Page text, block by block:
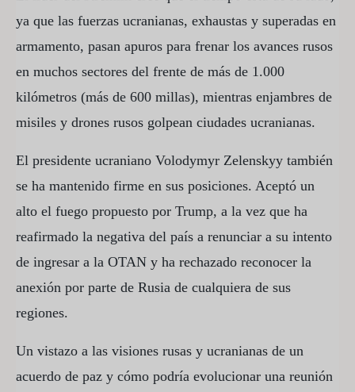
ya que las fuerzas ucranianas, exhaustas y superadas en
armamento, pasan apuros para frenar los avances rusos
en muchos sectores del frente de más de 1.000
kilómetros (más de 600 millas), mientras enjambres de
misiles y drones rusos golpean ciudades ucranianas.
El presidente ucraniano Volodymyr Zelenskyy también
se ha mantenido firme en sus posiciones. Aceptó un
alto el fuego propuesto por Trump, a la vez que ha
reafirmado la negativa del país a renunciar a su intento
de ingresar a la OTAN y ha rechazado reconocer la
anexión por parte de Rusia de cualquiera de sus
regiones.
Un vistazo a las visiones rusas y ucranianas de un
acuerdo de paz y cómo podría evolucionar una reunión